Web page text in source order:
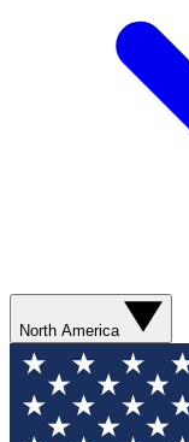
North America